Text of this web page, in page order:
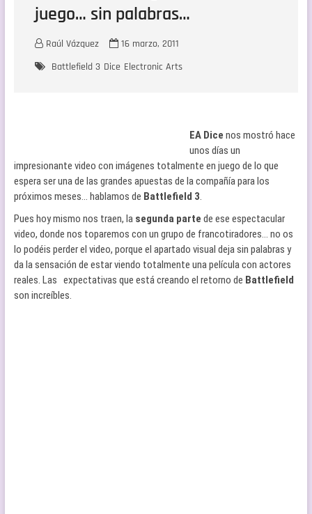
juego… sin palabras…
Raúl Vázquez
16 marzo, 2011
Battlefield 3 Dice Electronic Arts
EA Dice nos mostró hace
unos días un
impresionante video con imágenes totalmente en juego de lo que
espera ser una de las grandes apuestas de la compañía para los
próximos meses… hablamos de Battlefield 3.
Pues hoy mismo nos traen, la segunda parte de ese espectacular
video, donde nos toparemos con un grupo de francotiradores… no os
lo podéis perder el video, porque el apartado visual deja sin palabras y
da la sensación de estar viendo totalmente una película con actores
reales. Las expectativas que está creando el retorno de Battlefield
son increíbles.